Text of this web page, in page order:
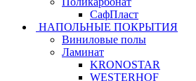
СафПласт
НАПОЛЬНЫЕ ПОКРЫТИЯ
Виниловые полы
Ламинат
KRONOSTAR
WESTERHOF